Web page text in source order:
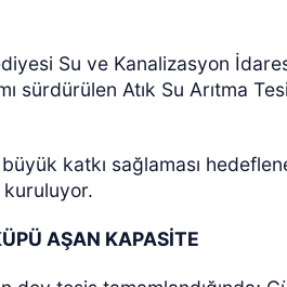
Su ve Kanalizasyon
sürdürülen Atık Su Arıtma
büyük katkı sağlaması
AŞAN KAPASİTE